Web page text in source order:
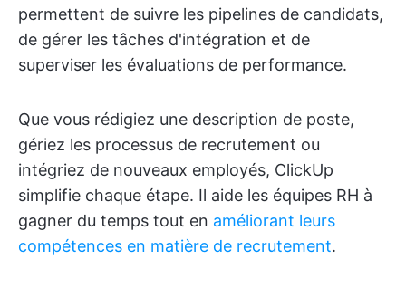
permettent de suivre les pipelines de candidats,
de gérer les tâches d'intégration et de
superviser les évaluations de performance.
Que vous rédigiez une description de poste,
gériez les processus de recrutement ou
intégriez de nouveaux employés, ClickUp
simplifie chaque étape. Il aide les équipes RH à
gagner du temps tout en améliorant leurs
compétences en matière de recrutement.